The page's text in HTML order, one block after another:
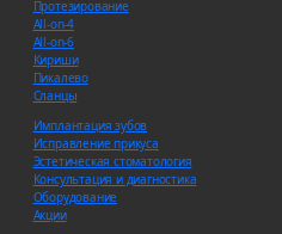
Протезирование
All-on-4
All-on-6
Кириши
Пикалево
Сланцы
Имплантация зубов
Исправление прикуса
Эстетическая стоматология
Консультация и диагностика
Оборудование
Акции